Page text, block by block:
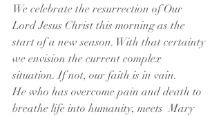
We celebrate the resurrection of Our
Lord Jesus Christ this morning as the
start of a new season. With that certainty
we envision the current complex
situation. If not, our faith is in vain.
He who has overcome pain and death to
breathe life into humanity, meets  Mary